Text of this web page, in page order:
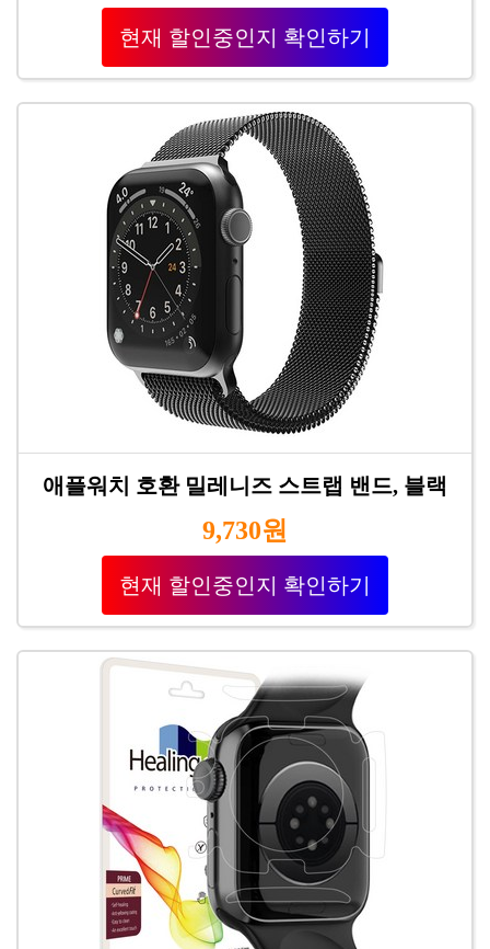
현재 할인중인지 확인하기
애플워치 호환 밀레니즈 스트랩 밴드, 블랙
9,730원
현재 할인중인지 확인하기